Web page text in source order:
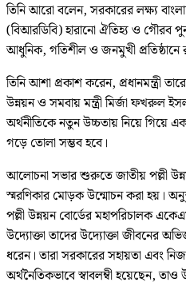
তিনি আরো বলেন, সরকারের লক্ষ্য
(বিআরডিবি) হারানো ঐতিহ্য ও গৌরব
আধুনিক, গতিশীল ও জনমুখী প্রতিষ্ঠানে
তিনি আশা প্রকাশ করেন, প্রধানমন্ত্রী
উন্নয়ন ও সমবায় মন্ত্রী মির্জা ফখরুল
অর্থনীতিকে নতুন উচ্চতায় নিয়ে গিয়ে
গড়ে তোলা সম্ভব হবে।
আলোচনা সভার শুরুতে জাতীয় পল্লী
স্মরণিকার মোড়ক উন্মোচন করা হয়।
পল্লী উন্নয়ন বোর্ডের মহাপরিচালক
উদ্যোক্তা তাদের উদ্যোক্তা জীবনের
ধরেন। তারা সরকারের সহায়তা এবং
অর্থনৈতিকভাবে স্বাবলম্বী হয়েছেন,